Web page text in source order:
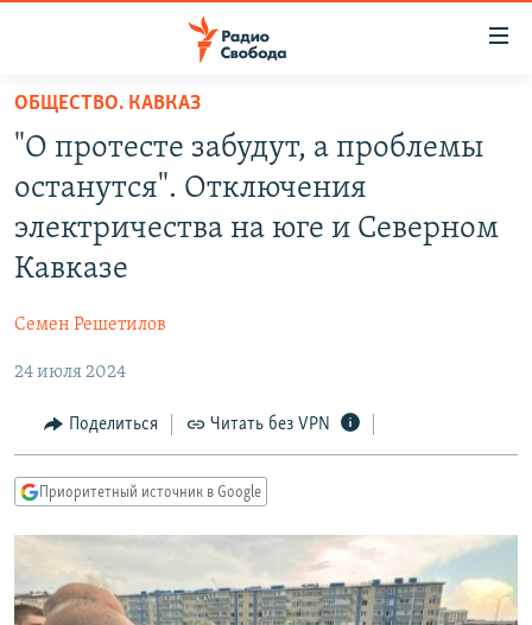
упрощенного
доступа
основному
содержанию
навигации
Вернутся
поиску
ПРОГРАММЫ
ПОДКАСТЫ
АВТОРСКИЕ ПРОЕКТЫ
ЦИТАТЫ СВОБОДЫ
IDEL.РЕАЛИИ
КАВКАЗ.РЕАЛИИ
СИБИРЬ.РЕАЛИИ
РАСПИСАНИЕ ВЕЩАНИЯ
ПОДПИШИТЕСЬ НА РАССЫЛКУ
ОБЩЕСТВО. КАВКАЗ
"О протесте забудут, а проблемы
останутся". Отключения
электричества на юге и Северном
Кавказе
Семен Решетилов
24 июля 2024
Поделиться Читать без VPN
Приоритетный источник в Google